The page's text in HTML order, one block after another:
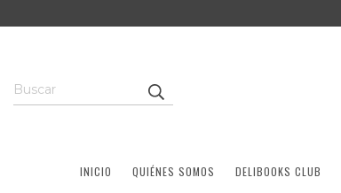
INICIO QUIÉNES SOMOS DELIBOOKS CLUB